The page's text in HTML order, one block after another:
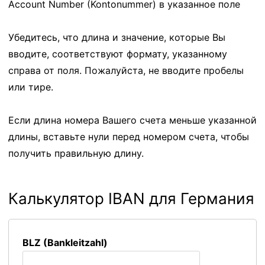
Account Number (Kontonummer) в указанное поле
Убедитесь, что длина и значение, которые Вы
вводите, соответствуют формату, указанному
справа от поля. Пожалуйста, не вводите пробелы
или тире.
Если длина номера Вашего счета меньше указанной
длины, вставьте нули перед номером счета, чтобы
получить правильную длину.
Калькулятор IBAN для Германия
BLZ (Bankleitzahl)